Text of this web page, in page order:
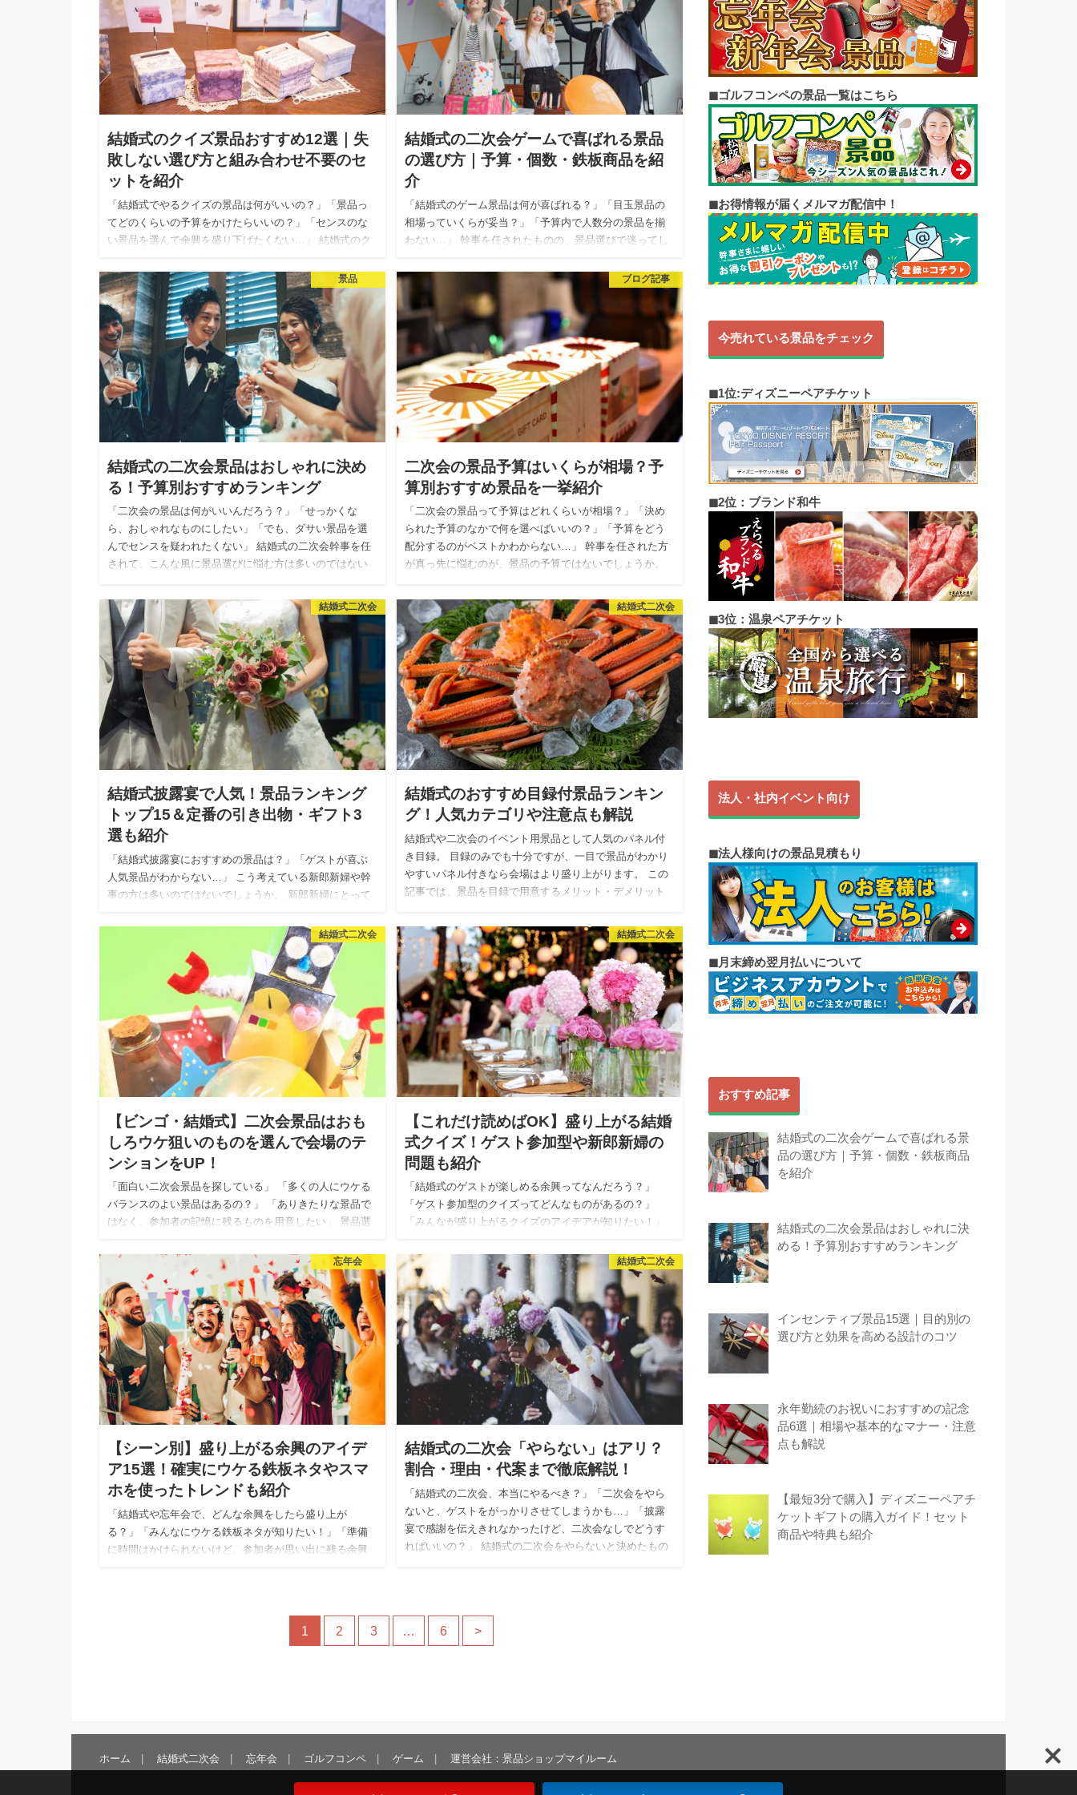
結婚式のクイズ景品おすすめ12選｜失
敗しない選び方と組み合わせ不要のセ
ットを紹介
「結婚式でやるクイズの景品は何がいいの？」「景品っ
てどのくらいの予算をかけたらいいの？」「センスのな
い景品を選んで余興を盛り下げたくない…」 結婚式のク
次会では1…
結婚式の二次会ゲームで喜ばれる景品
の選び方｜予算・個数・鉄板商品を紹
介
「結婚式のゲーム景品は何が喜ばれる？」「目玉景品の
相場っていくらが妥当？」「予算内で人数分の景品を揃
わない…」 幹事を任されたものの、景品選びで迷ってし
けても、景品にセ…
景品
結婚式の二次会景品はおしゃれに決め
る！予算別おすすめランキング
「二次会の景品は何がいいんだろう？」「せっかくな
ら、おしゃれなものにしたい」「でも、ダサい景品を選
んでセンスを疑われたくない」 結婚式の二次会幹事を任
されて、こんな風に景品選びに悩む方は多いのではない
ブログ記事
二次会の景品予算はいくらが相場？予
算別おすすめ景品を一挙紹介
「二次会の景品って予算はどれくらいが相場？」「決め
られた予算のなかで何を選べばいいの？」「予算をどう
配分するのがベストかわからない…」 幹事を任された方
が真っ先に悩むのが、景品の予算ではないでしょうか。
結婚式二次会
結婚式披露宴で人気！景品ランキング
トップ15＆定番の引き出物・ギフト3
選も紹介
「結婚式披露宴におすすめの景品は？」「ゲストが喜ぶ
人気景品がわからない…」 こう考えている新郎新婦や幹
事の方は多いのではないでしょうか。 新郎新婦にとって
しんでもらうには…
結婚式二次会
結婚式のおすすめ目録付景品ランキン
グ！人気カテゴリや注意点も解説
結婚式や二次会のイベント用景品として人気のパネル付
き目録。 目録のみでも十分ですが、一目で景品がわかり
やすいパネル付きなら会場はより盛り上がります。 この
記事では、景品を目録で用意するメリット・デメリット
結婚式二次会
【ビンゴ・結婚式】二次会景品はおも
しろウケ狙いのものを選んで会場のテ
ンションをUP！
「面白い二次会景品を探している」 「多くの人にウケる
バランスのよい景品はあるの？」 「ありきたりな景品で
はなく、参加者の記憶に残るものを用意したい」 景品選
り入れると「欲…
結婚式二次会
【これだけ読めばOK】盛り上がる結婚
式クイズ！ゲスト参加型や新郎新婦の
問題も紹介
「結婚式のゲストが楽しめる余興ってなんだろう？」
「ゲスト参加型のクイズってどんなものがあるの？」
「みんなが盛り上がるクイズのアイデアが知りたい！」
を考えたり、準備したり…
忘年会
【シーン別】盛り上がる余興のアイデ
ア15選！確実にウケる鉄板ネタやスマ
ホを使ったトレンドも紹介
「結婚式や忘年会で、どんな余興をしたら盛り上が
る？」「みんなにウケる鉄板ネタが知りたい！」「準備
に時間はかけられないけど、参加者が思い出に残る余興
結婚式二次会
結婚式の二次会「やらない」はアリ？
割合・理由・代案まで徹底解説！
「結婚式の二次会、本当にやるべき？」「二次会をやら
ないと、ゲストをがっかりさせてしまうかも…」「披露
宴で感謝を伝えきれなかったけど、二次会なしでどうす
ればいいの？」 結婚式の二次会をやらないと決めたもの
1 2 3 … 6 >
◼︎ゴルフコンペの景品一覧はこちら
◼︎お得情報が届くメルマガ配信中！
今売れている景品をチェック
◼︎1位:ディズニーペアチケット
◼︎2位：ブランド和牛
◼︎3位：温泉ペアチケット
法人・社内イベント向け
◼︎法人様向けの景品見積もり
◼︎月末締め翌月払いについて
おすすめ記事
結婚式の二次会ゲームで喜ばれる景
品の選び方｜予算・個数・鉄板商品
を紹介
結婚式の二次会景品はおしゃれに決
める！予算別おすすめランキング
インセンティブ景品15選｜目的別の
選び方と効果を高める設計のコツ
永年勤続のお祝いにおすすめの記念
品6選｜相場や基本的なマナー・注意
点も解説
【最短3分で購入】ディズニーペアチ
ケットギフトの購入ガイド！セット
商品や特典も紹介
ホーム 結婚式二次会 忘年会 ゴルフコンペ ゲーム 運営会社：景品ショップマイルーム